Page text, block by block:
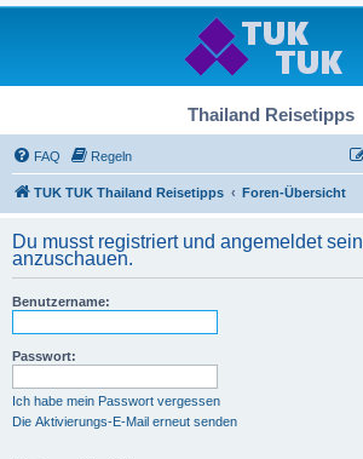
Thailand Reisetipps
FAQ Regeln
TUK TUK Thailand Reisetipps Foren-Übersicht
Du musst registriert und angemeldet
anzuschauen.
Benutzername:
Passwort:
Ich habe mein Passwort vergessen
Die Aktivierungs-E-Mail erneut senden